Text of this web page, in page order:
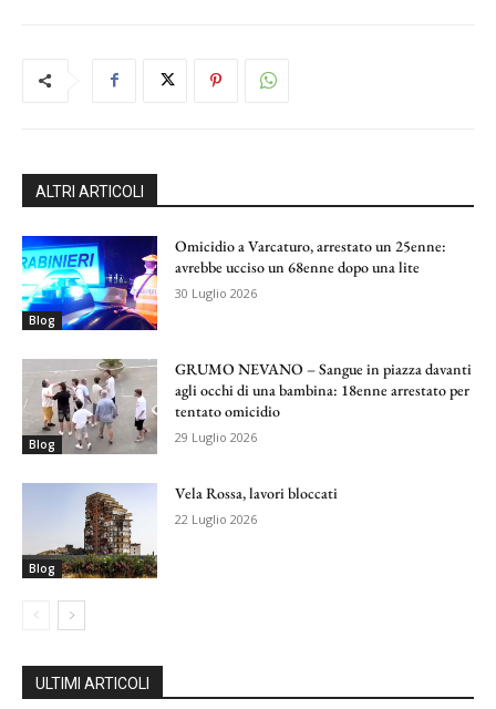
ALTRI ARTICOLI
Blog
Omicidio a Varcaturo, arrestato un 25enne:
avrebbe ucciso un 68enne dopo una lite
30 Luglio 2026
Blog
GRUMO NEVANO – Sangue in piazza davanti
agli occhi di una bambina: 18enne arrestato per
tentato omicidio
29 Luglio 2026
Blog
Vela Rossa, lavori bloccati
22 Luglio 2026
ULTIMI ARTICOLI